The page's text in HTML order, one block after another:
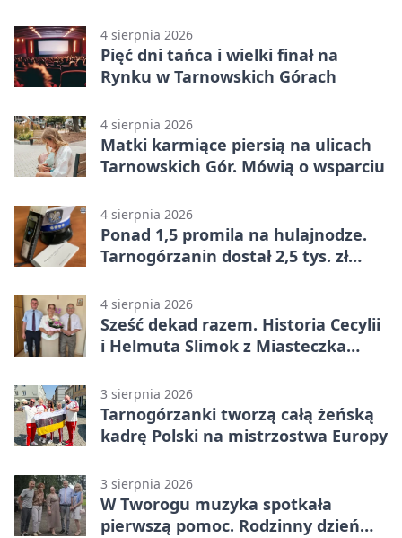
4 sierpnia 2026
Pięć dni tańca i wielki finał na
Rynku w Tarnowskich Górach
4 sierpnia 2026
Matki karmiące piersią na ulicach
Tarnowskich Gór. Mówią o wsparciu
4 sierpnia 2026
Ponad 1,5 promila na hulajnodze.
Tarnogórzanin dostał 2,5 tys. zł
4 sierpnia 2026
Sześć dekad razem. Historia Cecylii
i Helmuta Slimok z Miasteczka
3 sierpnia 2026
Tarnogórzanki tworzą całą żeńską
kadrę Polski na mistrzostwa Europy
3 sierpnia 2026
W Tworogu muzyka spotkała
pierwszą pomoc. Rodzinny dzień